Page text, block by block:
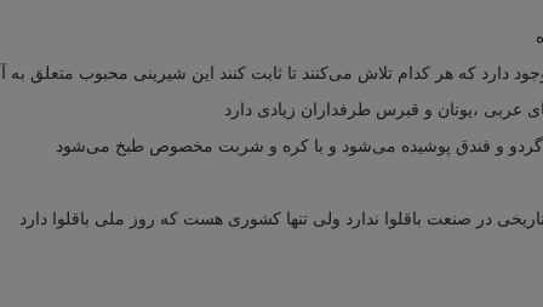
دارد که هر کدام تلاش می‌کنند تا ثابت کنند این شیرینی محبوب متعلق به
عربی ،یونان و قبرس طرفداران زیادی دارد
و گردو و فندق پوشیده می‌شود و با کره و شربت مخصوص طبخ می‌شود
در صنعت باقلوا ندارد ولی تنها کشوری هست که روز ملی باقلوا دارد